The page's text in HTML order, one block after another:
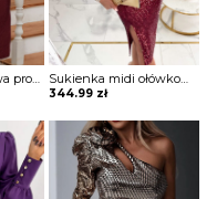
Sukienka swetrowa prosta Zuhra Sukienka midi ołówkowa z kopertowym dekoltem Ayano
344.99 zł